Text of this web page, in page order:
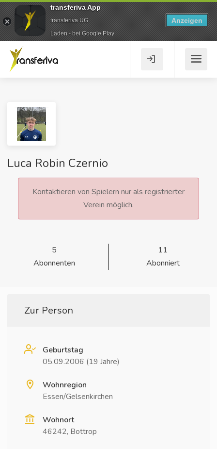
Luca Robin Czernio
Kontaktieren von Spielern nur als registrierter
Verein möglich.
5
Abonnenten
11
Abonniert
Zur Person
Geburtstag
05.09.2006 (19 Jahre)
Wohnregion
Essen/Gelsenkirchen
Wohnort
46242, Bottrop
transferiva App
transferiva UG
Laden - bei Google Play
Anzeigen